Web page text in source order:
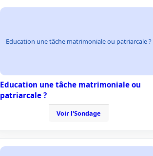
Education une tâche matrimoniale ou patriarcale ?
Education une tâche matrimoniale ou
patriarcale ?
Voir l'Sondage